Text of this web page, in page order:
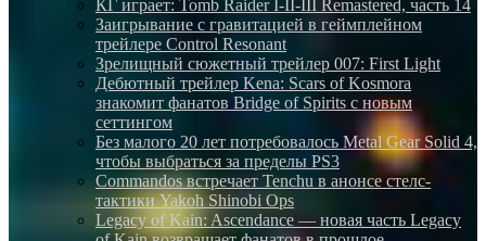
КГ играет: Tomb Raider I-II-III Remastered, часть 14
Заигрывание с гравитацией в геймплейном
трейлере Control Resonant
Зрелищный сюжетный трейлер 007: First Light
Дебютный трейлер Kena: Scars of Kosmora
знакомит фанатов Bridge of Spirits с новым
сеттингом
Без малого 20 лет потребовалось Metal Gear Solid 4,
чтобы выбраться за пределы PS3
Commandos встречает Tenchu в анонсе стелс-
тактики Yakoh Shinobi Ops
Legacy of Kain: Ascendance — новая часть Legacy